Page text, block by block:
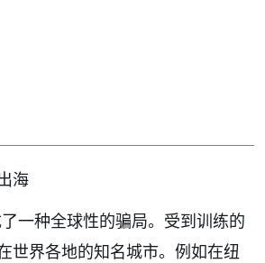
海
一种全球性的骗局。受到训练的
世界各地的知名城市。例如在纽